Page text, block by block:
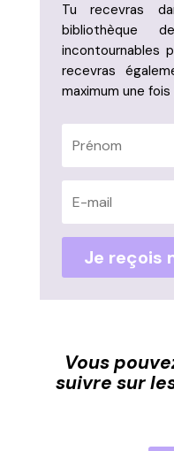
Tu recevras
incontournables
recevras
maximum une
Je reçois
Vous
suivre sur